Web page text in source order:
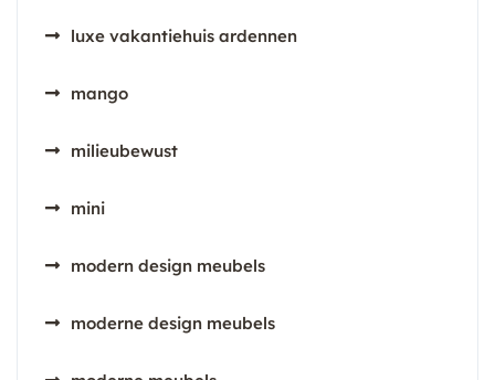
luxe vakantiehuis ardennen
mango
milieubewust
mini
modern design meubels
moderne design meubels